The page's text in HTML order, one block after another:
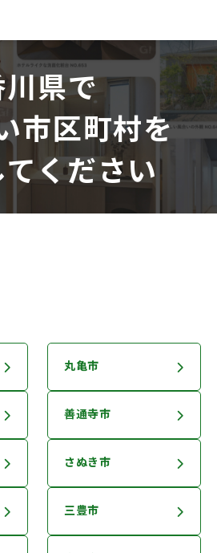
川県で
市区町村を
ください
丸亀市
善通寺市
さぬき市
三豊市